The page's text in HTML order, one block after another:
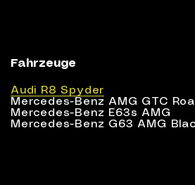
Fahrzeuge
Audi R8 Spyder
Mercedes-Benz AMG GTC
Mercedes-Benz E63s AMG
Mercedes-Benz G63 AMG